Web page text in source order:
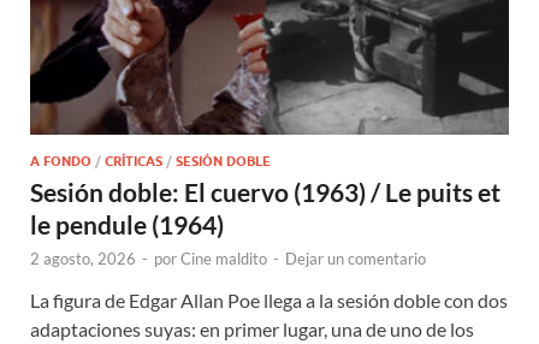
A FONDO / CRÍTICAS / SESIÓN DOBLE
Sesión doble: El cuervo (1963) / Le puits et
le pendule (1964)
2 agosto, 2026 - porCine maldito - Dejar un comentario
La figura de Edgar Allan Poe llega a la sesión doble con dos
adaptaciones suyas: en primer lugar, una de uno de los